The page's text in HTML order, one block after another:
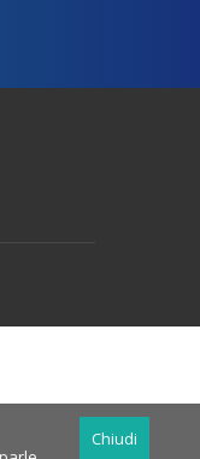
Chiudi